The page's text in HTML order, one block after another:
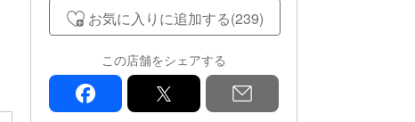
お気に入りに追加する(239)
この店舗をシェアする
facebook